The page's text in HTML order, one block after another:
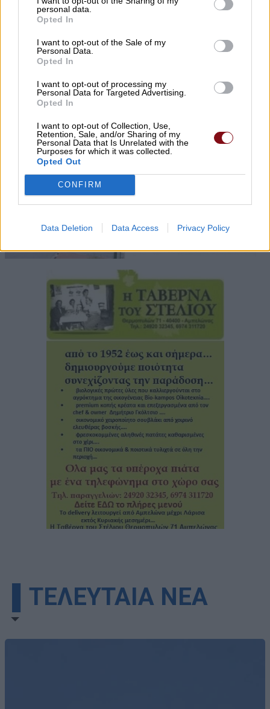
personal data.
Opted In
I want to opt-out of the Sale of my
Personal Data.
Opted In
I want to opt-out of processing my
Personal Data for Targeted Advertising.
Opted In
I want to opt-out of Collection, Use,
Retention, Sale, and/or Sharing of my
Personal Data that Is Unrelated with the
Purposes for which it was collected.
Opted Out
CONFIRM
Data Deletion Data Access Privacy Policy
Εορτασμός της Μεταμόρφωσης στο «χωριό
ομαδική βάπτιση
▌ΤΕΛΕΥΤΑΙΑ ΝΕΑ